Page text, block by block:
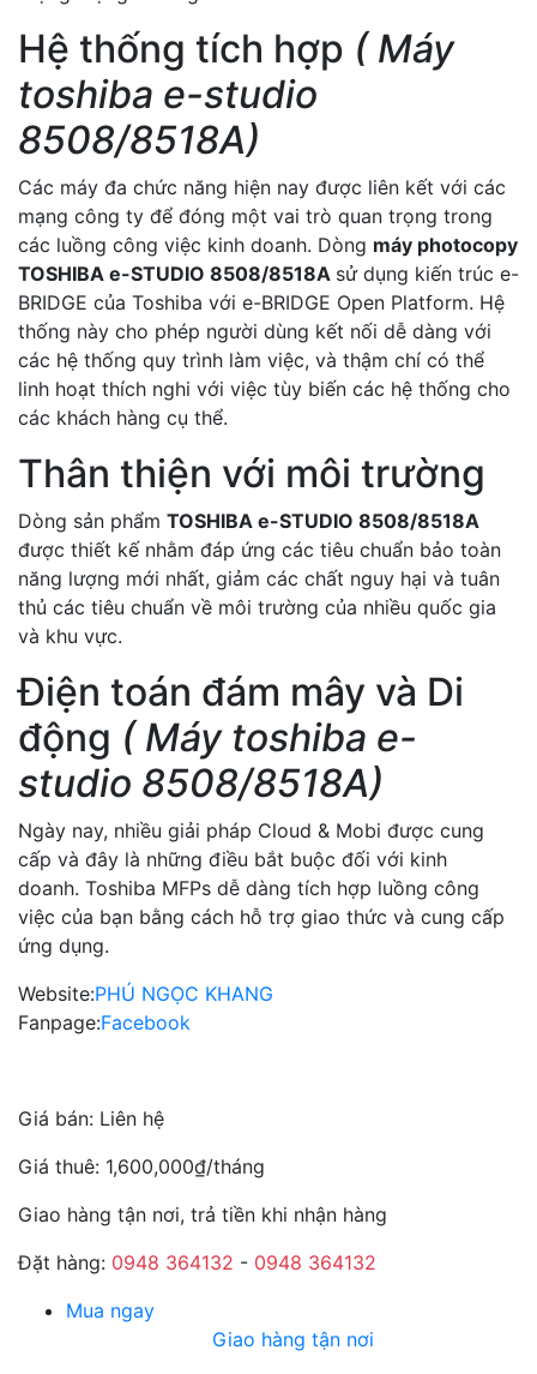
Hệ thống tích hợp ( Máy
toshiba e-studio
8508/8518A)
Các máy đa chức năng hiện nay được liên kết với các
mạng công ty để đóng một vai trò quan trọng trong
các luồng công việc kinh doanh. Dòng máy photocopy
TOSHIBA e-STUDIO 8508/8518A sử dụng kiến ​​trúc e-
BRIDGE của Toshiba với e-BRIDGE Open Platform. Hệ
thống này cho phép người dùng kết nối dễ dàng với
các hệ thống quy trình làm việc, và thậm chí có thể
linh hoạt thích nghi với việc tùy biến các hệ thống cho
các khách hàng cụ thể.
Thân thiện với môi trường
Dòng sản phẩm TOSHIBA e-STUDIO 8508/8518A
được thiết kế nhằm đáp ứng các tiêu chuẩn bảo toàn
năng lượng mới nhất, giảm các chất nguy hại và tuân
thủ các tiêu chuẩn về môi trường của nhiều quốc gia
và khu vực.
Điện toán đám mây và Di
động ( Máy toshiba e-
studio 8508/8518A)
Ngày nay, nhiều giải pháp Cloud & Mobi được cung
cấp và đây là những điều bắt buộc đối với kinh
doanh. Toshiba MFPs dễ dàng tích hợp luồng công
việc của bạn bằng cách hỗ trợ giao thức và cung cấp
ứng dụng.
Website:PHÚ NGỌC KHANG
Fanpage:Facebook
Giá bán: Liên hệ
Giá thuê: 1,600,000₫/tháng
Giao hàng tận nơi, trả tiền khi nhận hàng
Đặt hàng: 0948 364132 - 0948 364132
Mua ngay
Giao hàng tận nơi